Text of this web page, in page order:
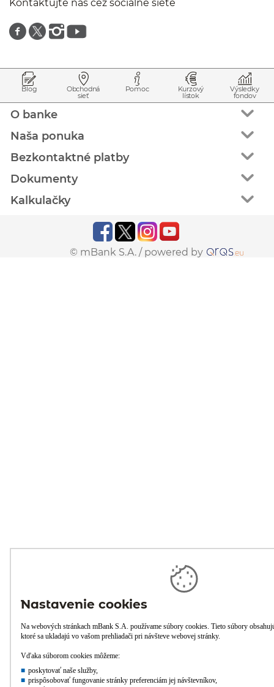
Kontaktujte nás cez sociálne siete
Znajdź nas na facebooku
Znajdź nas na twitterze
Znajdź nas na instagramie
Znajdź nas na youtube
Blog Obchodná
sieť
Pomoc Kurzový
lístok
Výsledky
fondov
O banke
Naša ponuka
Bezkontaktné platby
Dokumenty
Kalkulačky
© mBank S.A. / powered by